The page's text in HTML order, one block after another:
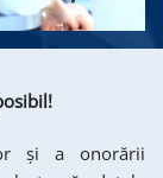
și a onorării